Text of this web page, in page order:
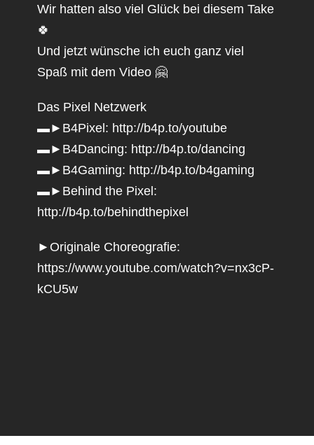
Wir hatten also viel Glück bei diesem Take
🍀
Und jetzt wünsche ich euch ganz viel
Spaß mit dem Video 🤗
Das Pixel Netzwerk
▬►B4Pixel: http://b4p.to/youtube
▬►B4Dancing: http://b4p.to/dancing
▬►B4Gaming: http://b4p.to/b4gaming
▬►Behind the Pixel:
http://b4p.to/behindthepixel
►Originale Choreografie:
https://www.youtube.com/watch?v=nx3cP-
kCU5w